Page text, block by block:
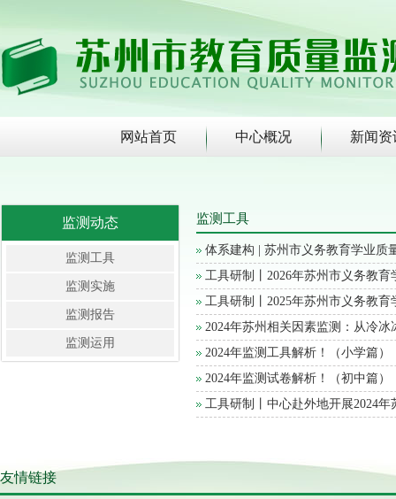
网站首页 中心概况 新闻资
监测动态
监测工具
监测实施
监测报告
监测运用
监测工具
体系建构 | 苏州市义务教育学业质
工具研制丨2026年苏州市义务教
工具研制丨2025年苏州市义务教
2024年苏州相关因素监测：从冷
2024年监测工具解析！（小学篇）
2024年监测试卷解析！（初中篇）
工具研制丨中心赴外地开展2024
友情链接